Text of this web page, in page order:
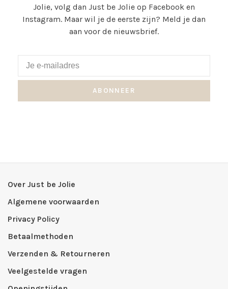
Jolie, volg dan Just be Jolie op Facebook en
Instagram. Maar wil je de eerste zijn? Meld je dan
aan voor de nieuwsbrief.
ABONNEER
Over Just be Jolie
Algemene voorwaarden
Privacy Policy
Betaalmethoden
Verzenden & Retourneren
Veelgestelde vragen